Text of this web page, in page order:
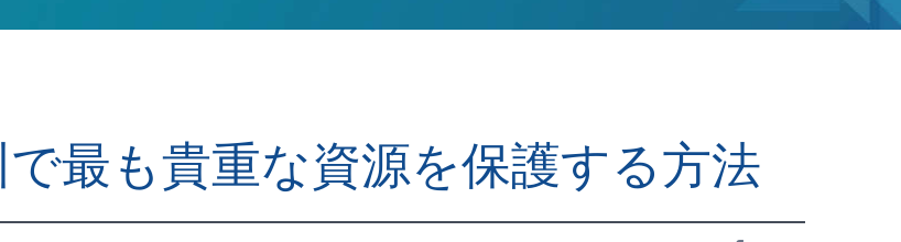
最も貴重な資源を保護する方法